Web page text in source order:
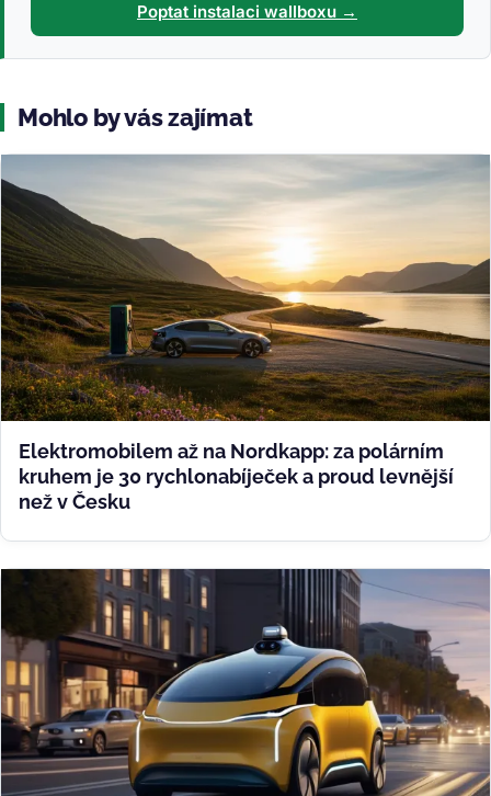
Poptat instalaci wallboxu →
Mohlo by vás zajímat
Elektromobilem až na Nordkapp: za polárním
kruhem je 30 rychlonabíječek a proud levnější
než v Česku